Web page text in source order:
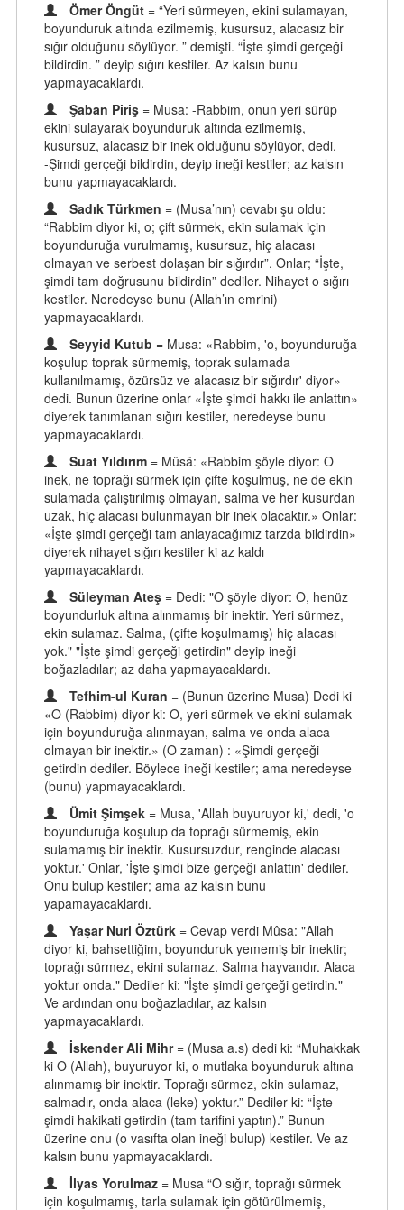
Ömer Öngüt = “Yeri sürmeyen, ekini sulamayan,
boyunduruk altında ezilmemiş, kusursuz, alacasız bir
sığır olduğunu söylüyor. ” demişti. “İşte şimdi gerçeği
bildirdin. ” deyip sığırı kestiler. Az kalsın bunu
yapmayacaklardı.
Şaban Piriş = Musa: -Rabbim, onun yeri sürüp
ekini sulayarak boyunduruk altında ezilmemiş,
kusursuz, alacasız bir inek olduğunu söylüyor, dedi.
-Şimdi gerçeği bildirdin, deyip ineği kestiler; az kalsın
bunu yapmayacaklardı.
Sadık Türkmen = (Musa’nın) cevabı şu oldu:
“Rabbim diyor ki, o; çift sürmek, ekin sulamak için
boyunduruğa vurulmamış, kusursuz, hiç alacası
olmayan ve serbest dolaşan bir sığırdır”. Onlar; “İşte,
şimdi tam doğrusunu bildirdin” dediler. Nihayet o sığırı
kestiler. Neredeyse bunu (Allah’ın emrini)
yapmayacaklardı.
Seyyid Kutub = Musa: «Rabbim, 'o, boyunduruğa
koşulup toprak sürmemiş, toprak sulamada
kullanılmamış, özürsüz ve alacasız bir sığırdır' diyor»
dedi. Bunun üzerine onlar «İşte şimdi hakkı ile anlattın»
diyerek tanımlanan sığırı kestiler, neredeyse bunu
yapmayacaklardı.
Suat Yıldırım = Mûsâ: «Rabbim şöyle diyor: O
inek, ne toprağı sürmek için çifte koşulmuş, ne de ekin
sulamada çalıştırılmış olmayan, salma ve her kusurdan
uzak, hiç alacası bulunmayan bir inek olacaktır.» Onlar:
«İşte şimdi gerçeği tam anlayacağımız tarzda bildirdin»
diyerek nihayet sığırı kestiler ki az kaldı
yapmayacaklardı.
Süleyman Ateş = Dedi: "O şöyle diyor: O, henüz
boyundurluk altına alınmamış bir inektir. Yeri sürmez,
ekin sulamaz. Salma, (çifte koşulmamış) hiç alacası
yok." "İşte şimdi gerçeği getirdin" deyip ineği
boğazladılar; az daha yapmayacaklardı.
Tefhim-ul Kuran = (Bunun üzerine Musa) Dedi ki
«O (Rabbim) diyor ki: O, yeri sürmek ve ekini sulamak
için boyunduruğa alınmayan, salma ve onda alaca
olmayan bir inektir.» (O zaman) : «Şimdi gerçeği
getirdin dediler. Böylece ineği kestiler; ama neredeyse
(bunu) yapmayacaklardı.
Ümit Şimşek = Musa, 'Allah buyuruyor ki,' dedi, 'o
boyunduruğa koşulup da toprağı sürmemiş, ekin
sulamamış bir inektir. Kusursuzdur, renginde alacası
yoktur.' Onlar, 'İşte şimdi bize gerçeği anlattın' dediler.
Onu bulup kestiler; ama az kalsın bunu
yapamayacaklardı.
Yaşar Nuri Öztürk = Cevap verdi Mûsa: "Allah
diyor ki, bahsettiğim, boyunduruk yememiş bir inektir;
toprağı sürmez, ekini sulamaz. Salma hayvandır. Alaca
yoktur onda." Dediler ki: "İşte şimdi gerçeği getirdin."
Ve ardından onu boğazladılar, az kalsın
yapmayacaklardı.
İskender Ali Mihr = (Musa a.s) dedi ki: “Muhakkak
ki O (Allah), buyuruyor ki, o mutlaka boyunduruk altına
alınmamış bir inektir. Toprağı sürmez, ekin sulamaz,
salmadır, onda alaca (leke) yoktur.” Dediler ki: “İşte
şimdi hakikati getirdin (tam tarifini yaptın).” Bunun
üzerine onu (o vasıfta olan ineği bulup) kestiler. Ve az
kalsın bunu yapmayacaklardı.
İlyas Yorulmaz = Musa “O sığır, toprağı sürmek
için koşulmamış, tarla sulamak için götürülmemiş,